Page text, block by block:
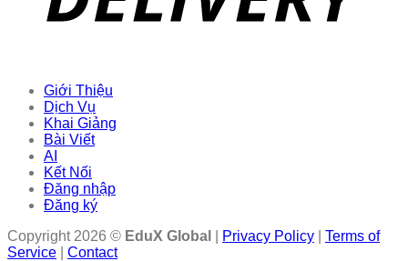
Giới Thiệu
Dịch Vụ
Khai Giảng
Bài Viết
AI
Kết Nối
Đăng nhập
Đăng ký
Copyright 2026 © EduX Global Privacy Policy
Terms of
Service
Contact